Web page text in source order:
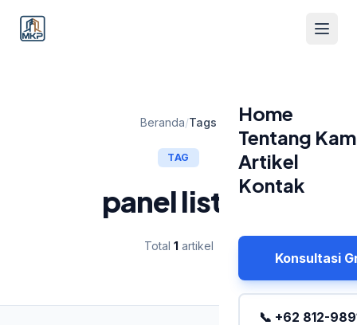
Home
Tentang
Artikel
Kontak
Konsultasi
📞 +62 812-
Beranda/Tags
TAG
panel listrik
Total 1 artikel